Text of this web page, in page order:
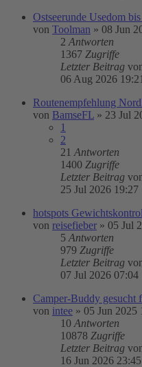
Ostseerunde Usedom
von Toolman » 08 Jun
2 Antworten
1367 Zugriffe
Letzter Beitrag
06 Aug 2026 19:21
Routenempfehlung
von BamseFL » 23 Jul
1
2
21 Antworten
1400 Zugriffe
Letzter Beitrag
25 Jul 2026 19:27
hotspots
von reisefieber » 05 Jul
5 Antworten
979 Zugriffe
Letzter Beitrag
07 Jul 2026 07:04
Camper-Buddy gesucht
von intee » 05 Jun 2025
10 Antworten
10878 Zugriffe
Letzter Beitrag
16 Jun 2026 23:45